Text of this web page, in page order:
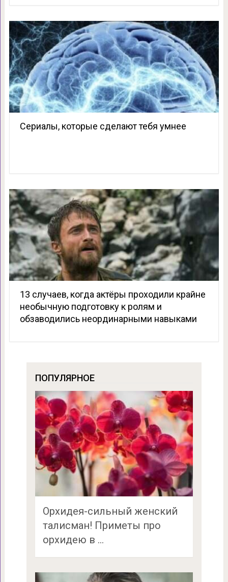
Сериалы, которые сделают тебя умнее
13 случаев, когда актёры проходили крайне
необычную подготовку к ролям и
обзаводились неординарными навыками
ПОПУЛЯРНОЕ
Орхидея-сильный женский
талисман! Приметы про
орхидею в …